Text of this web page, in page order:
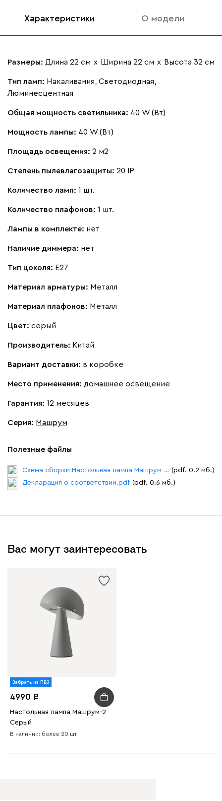
Характеристики О модели
Размеры: Длина 22 см х Ширина 22 см х Высота 32 см
Тип ламп: Накаливания, Светодиодная,
Люминесцентная
Общая мощность светильника: 40 W (Вт)
Мощность лампы: 40 W (Вт)
Площадь освещения: 2 м2
Степень пылевлагозащиты: 20 IP
Количество ламп: 1 шт.
Количество плафонов: 1 шт.
Лампы в комплекте: нет
Наличие диммера: нет
Тип цоколя: E27
Материал арматуры: Металл
Материал плафонов: Металл
Цвет: серый
Производитель: Китай
Вариант доставки: в коробке
Место применения: домашнее освещение
Гарантия: 12 месяцев
Серия: Машрум
Полезные файлы
Схема сборки Настольная лампа Машрум-2.pdf (pdf. 0.2 мб.)
Декларация о соответствии.pdf (pdf. 0.6 мб.)
Вас могут заинтересовать
Забрать из ПВЗ
4990
Настольная лампа Машрум-2
Серый
В наличии: более 20 шт.